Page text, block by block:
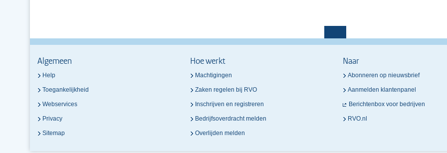
Algemeen
Help
Toegankelijkheid
Webservices
Privacy
Sitemap
Hoe werkt
Machtigingen
Zaken regelen bij RVO
Inschrijven en registreren
Bedrijfsoverdracht melden
Overlijden melden
Naar
Abonneren op nieuwsbrief
Aanmelden klantenpanel
Berichtenbox voor bedrijven
RVO.nl